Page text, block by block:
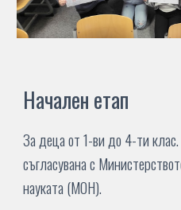
Начален етап
За деца от 1-ви до 4-ти
съгласувана с
науката (МОН).